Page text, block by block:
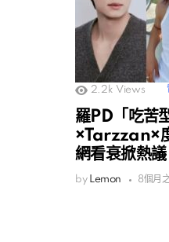
2.2k Views
羅PD「吃苦
×Tarzzan×
網看衰掀熱議
by Lemon 8個月